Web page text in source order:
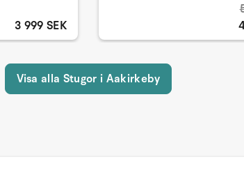
3 999 SEK
Visa alla Stugor i Aakirkeby